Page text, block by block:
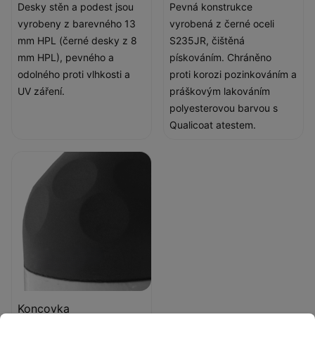
Desky stěn a podest jsou
vyrobeny z barevného 13
mm HPL (černé desky z 8
mm HPL), pevného a
odolného proti vlhkosti a
UV záření.
Pevná konstrukce
vyrobená z černé oceli
S235JR, čištěná
pískováním. Chráněno
proti korozi pozinkováním a
práškovým lakováním
polyesterovou barvou s
Qualicoat atestem.
Koncovka